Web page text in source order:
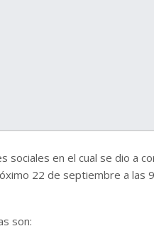
sociales en el cual se dio a
22 de septiembre a las
son: